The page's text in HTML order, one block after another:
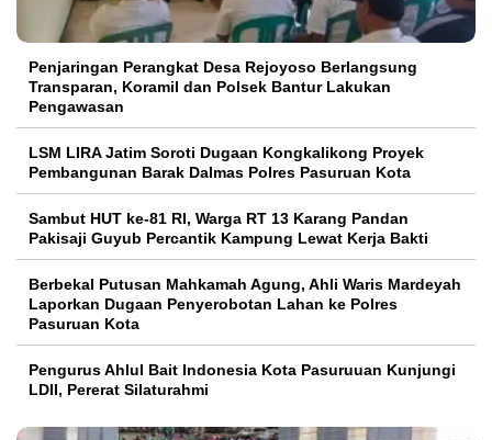
Penjaringan Perangkat Desa Rejoyoso Berlangsung
Transparan, Koramil dan Polsek Bantur Lakukan
Pengawasan
LSM LIRA Jatim Soroti Dugaan Kongkalikong Proyek
Pembangunan Barak Dalmas Polres Pasuruan Kota
Sambut HUT ke-81 RI, Warga RT 13 Karang Pandan
Pakisaji Guyub Percantik Kampung Lewat Kerja Bakti
Berbekal Putusan Mahkamah Agung, Ahli Waris Mardeyah
Laporkan Dugaan Penyerobotan Lahan ke Polres
Pasuruan Kota
Pengurus Ahlul Bait Indonesia Kota Pasuruuan Kunjungi
LDII, Pererat Silaturahmi